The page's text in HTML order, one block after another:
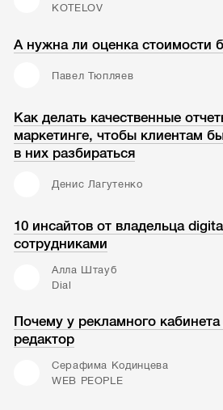
KOTELOV
А нужна ли оценка стоимости
Павел Тюпляев
Как делать качественные
маркетинге, чтобы клиентам
в них разбираться
Денис Лагутенко
10 инсайтов от владельца
сотрудниками
Алла Штауб
Dial
Почему у рекламного
редактор
Серафима Кодинцева
WEB PEOPLE